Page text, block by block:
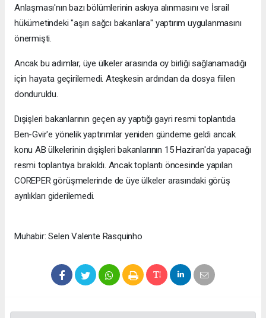
Anlaşması'nın bazı bölümlerinin askıya alınmasını ve İsrail
hükümetindeki "aşırı sağcı bakanlara" yaptırım uygulanmasını
önermişti.
Ancak bu adımlar, üye ülkeler arasında oy birliği sağlanamadığı
için hayata geçirilemedi. Ateşkesin ardından da dosya fiilen
donduruldu.
Dışişleri bakanlarının geçen ay yaptığı gayri resmi toplantıda
Ben-Gvir'e yönelik yaptırımlar yeniden gündeme geldi ancak
konu AB ülkelerinin dışişleri bakanlarının 15 Haziran'da yapacağı
resmi toplantıya bırakıldı. Ancak toplantı öncesinde yapılan
COREPER görüşmelerinde de üye ülkeler arasındaki görüş
ayrılıkları giderilemedi.
Muhabir: Selen Valente Rasquinho